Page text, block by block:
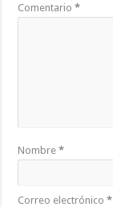
Comentario*
Nombre*
Correo electrónico*